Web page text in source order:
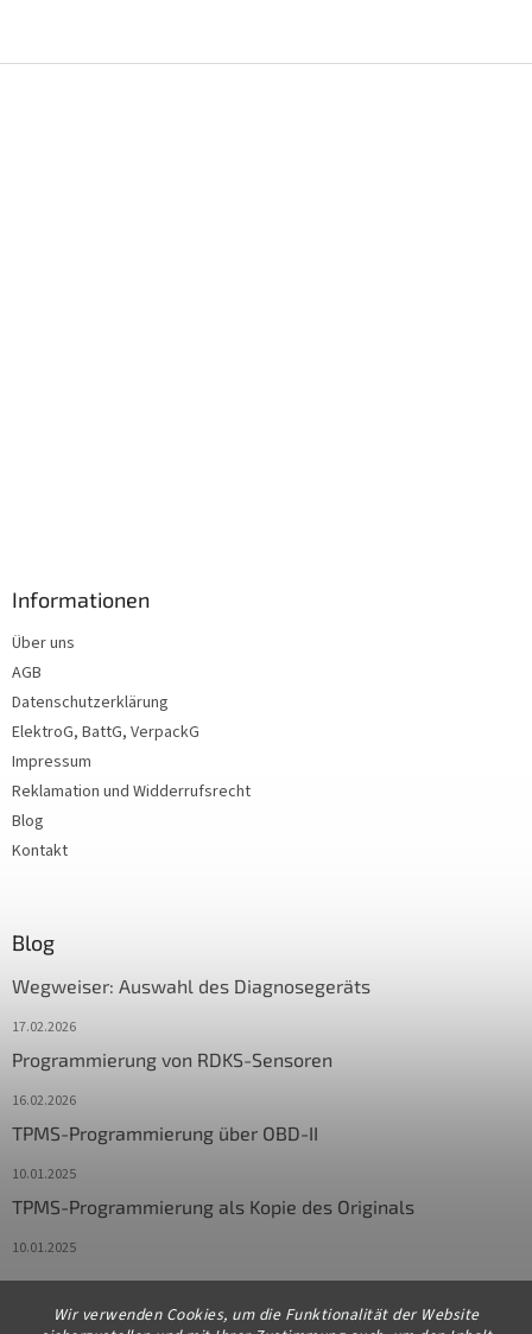
Wir verwenden Cookies, um die Funktionalität der Website
Informationen
Über uns
AGB
Datenschutzerklärung
ElektroG, BattG, VerpackG
Impressum
Reklamation und Widderrufsrecht
Blog
Kontakt
Blog
Wegweiser: Auswahl des Diagnosegeräts
17.02.2026
Programmierung von RDKS-Sensoren
16.02.2026
TPMS-Programmierung über OBD-II
10.01.2025
TPMS-Programmierung als Kopie des Originals
10.01.2025
Kontakt